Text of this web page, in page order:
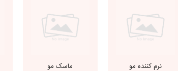
نرم کننده مو ماسک مو